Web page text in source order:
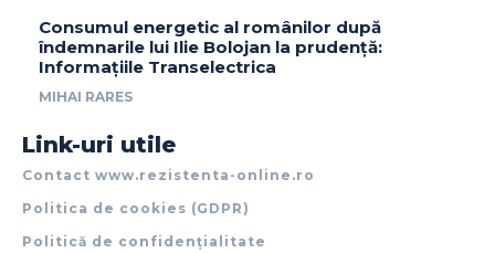
Consumul energetic al românilor după
îndemnarile lui Ilie Bolojan la prudență:
Informațiile Transelectrica
MIHAI RARES
Link-uri utile
Contact www.rezistenta-online.ro
Politica de cookies (GDPR)
Politică de confidențialitate